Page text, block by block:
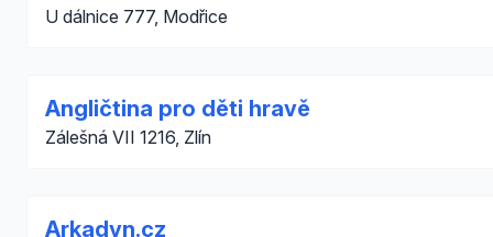
U dálnice 777, Modřice
Angličtina pro děti hravě
Zálešná VII 1216, Zlín
Arkadyn.cz